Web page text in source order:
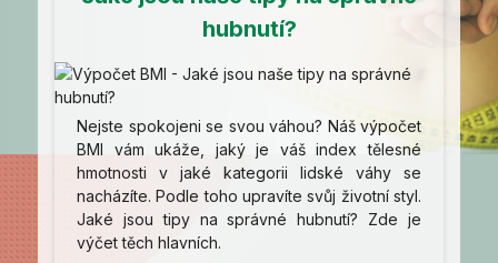
hubnutí?
Nejste spokojeni se svou váhou? Náš výpočet
BMI vám ukáže, jaký je váš index tělesné
hmotnosti v jaké kategorii lidské váhy se
nacházíte. Podle toho upravíte svůj životní styl.
Jaké jsou tipy na správné hubnutí? Zde je
výčet těch hlavních.